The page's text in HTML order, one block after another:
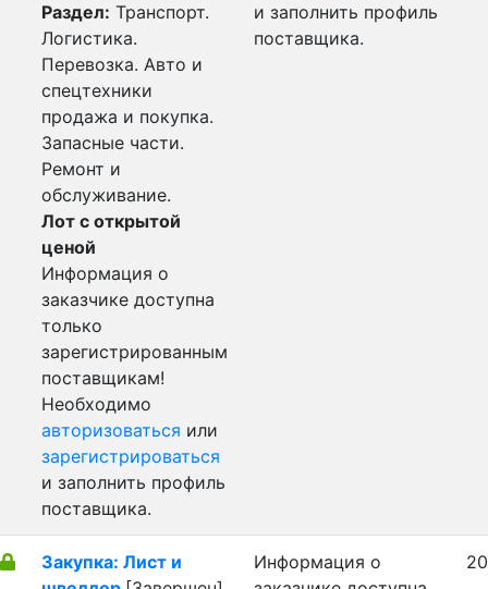
Раздел: Транспорт.
Логистика.
Перевозка. Авто и
спецтехники
продажа и покупка.
Запасные части.
Ремонт и
обслуживание.
Лот с открытой
ценой
Информация о
заказчике доступна
только
зарегистрированным
поставщикам!
Необходимо
авторизоваться или
зарегистрироваться
и заполнить профиль
поставщика.
и заполнить профиль
поставщика.
Закупка: Лист и
Информация о